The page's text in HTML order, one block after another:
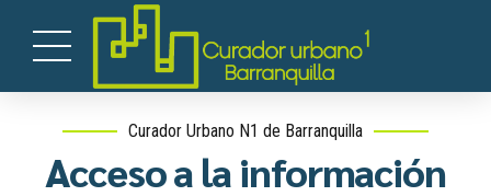
Curador Urbano N1 de Barranquilla
Acceso a la información